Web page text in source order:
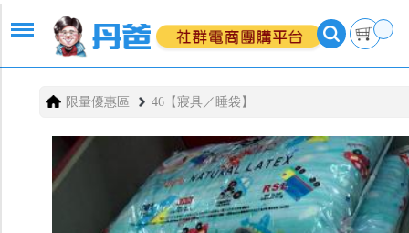
限量優惠區 46【寢具／睡袋】